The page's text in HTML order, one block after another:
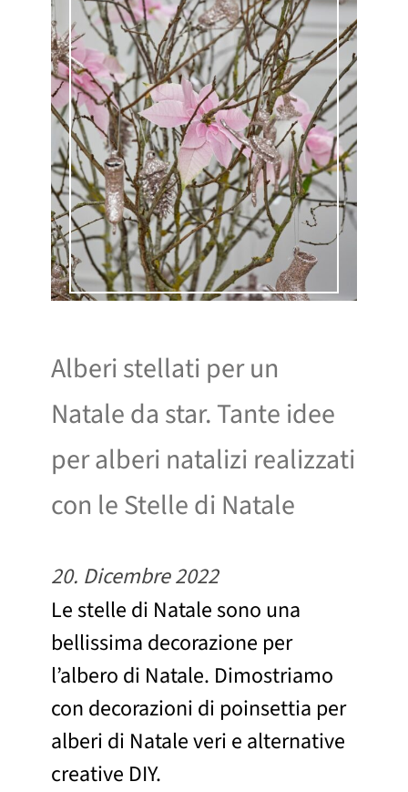
Alberi stellati per un
Natale da star. Tante idee
per alberi natalizi realizzati
con le Stelle di Natale
20. Dicembre 2022
Le stelle di Natale sono una
bellissima decorazione per
l’albero di Natale. Dimostriamo
con decorazioni di poinsettia per
alberi di Natale veri e alternative
creative DIY.